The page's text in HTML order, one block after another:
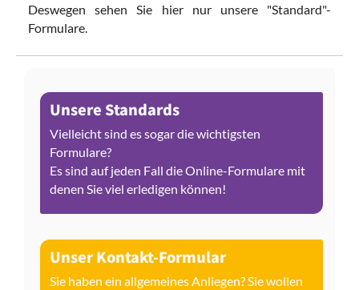
Deswegen sehen Sie hier nur unsere "Standard"-
Formulare.
Unsere Standards
Vielleicht sind es sogar die wichtigsten
Formulare?
Es sind auf jeden Fall die Online-Formulare mit
denen Sie viel erledigen können!
Unser Kontakt-Formular
Sie haben ein allgemeines Anliegen? Sie wollen